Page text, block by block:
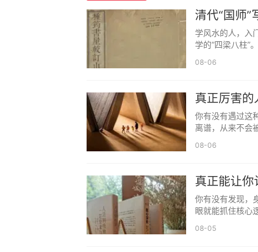
证学者的盲目崇拜，而并非要用它来取
嵌入在本地的学术言论中”的典型表现
别得到共鸣”。从这个意义上说，陈澧
但学海堂的话语权再大，也总有人
县，在任仅190天。他为官清廉，政绩卓
家乡南海九江礼山草堂讲学，从教20余
在学术上，朱次琦与陈澧齐名，并
表学海堂同侪向他伸出橄榄枝，也被他
这里当然有学术分歧的关系。朱次
矣”——意思就是搞汉学的人只看局部，看
到，“按照他（朱次琦）一直拒绝学海堂
清代“国师”
学风水的人，入
学的“四梁八柱”
08-06
真正厉害的
你有没有遇过这
离谱，从来不会
08-06
真正能让你
你有没有发现，
眼就能抓住核心
08-05